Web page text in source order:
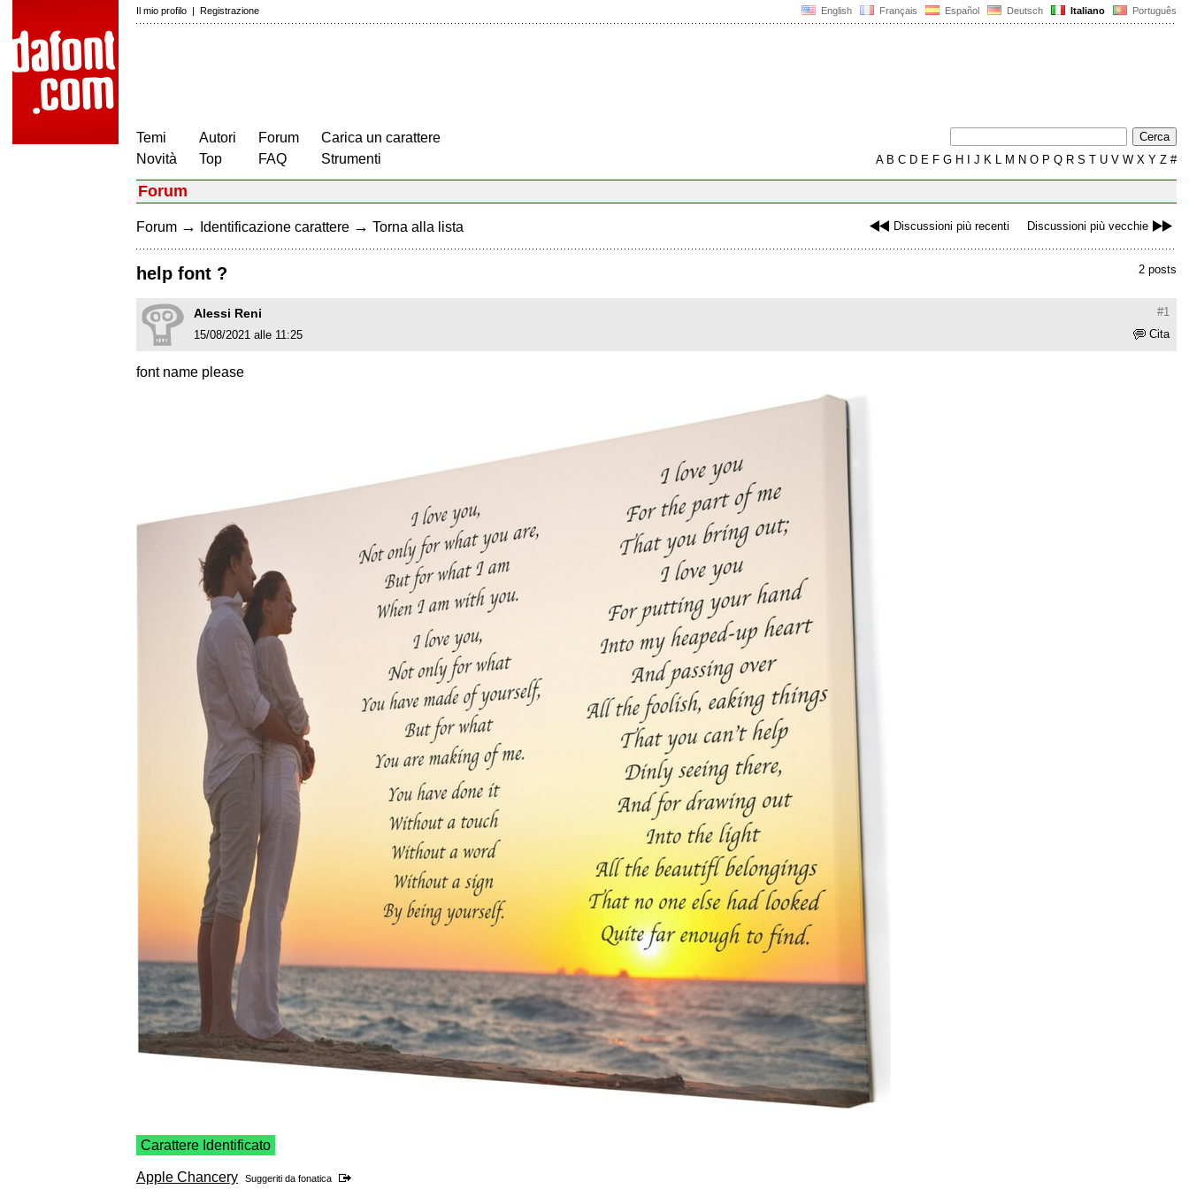
English Français Español Deutsch Italiano Português
Il mio profilo | Registrazione
Temi
Novità
Autori
Top
Forum
FAQ
Carica un carattere
Strumenti
AB C D E F G H J K L M N O P Q R S T U V W X Y Z #
Forum
Discussioni più recenti Discussioni più vecchie
Forum → Identificazione carattere → Torna alla lista
2 posts
help font ?
#1
Alessi Reni
Cita
15/08/2021 alle 11:25
font name please
Carattere Identificato
Apple Chancery Suggeriti da fonatica